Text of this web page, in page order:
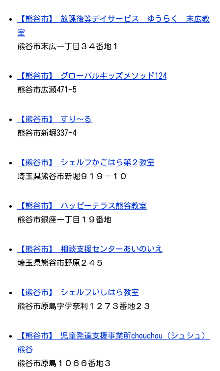
【熊谷市】 放課後等デイサービス ゆうらく 末広教
室
熊谷市末広一丁目３４番地１
【熊谷市】 グローバルキッズメソッド124
熊谷市広瀬471-5
【熊谷市】 すり～る
熊谷市新堀337-4
【熊谷市】 シェルフかごはら第２教室
埼玉県熊谷市新堀９１９－１０
【熊谷市】 ハッピーテラス熊谷教室
熊谷市銀座一丁目１９番地
【熊谷市】 相談支援センターあいのいえ
埼玉県熊谷市野原２４５
【熊谷市】 シェルフいしはら教室
熊谷市原島字伊奈利１２７３番地２３
【熊谷市】 児童発達支援事業所chouchou（シュシュ）
熊谷
熊谷市原島１０６６番地３